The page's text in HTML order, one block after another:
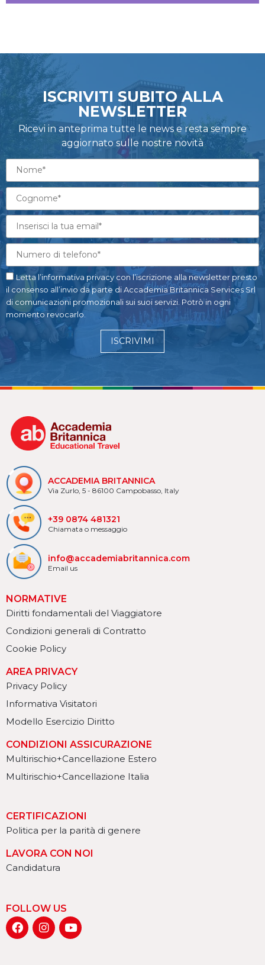
ISCRIVITI SUBITO ALLA
NEWSLETTER
Ricevi in anteprima tutte le news e resta sempre
aggiornato sulle nostre novità
Letta l’informativa privacy con l’iscrizione alla newsletter presto
il consenso all’invio da parte di Accademia Britannica Services Srl
di comunicazioni promozionali sui suoi servizi. Potrò in ogni
momento revocarlo.
ISCRIVIMI
ACCADEMIA BRITANNICA
Via Zurlo, 5 - 86100 Campobasso, Italy
+39 0874 481321
Chiamata o messaggio
info@accademiabritannica.com
Email us
NORMATIVE
Diritti fondamentali del Viaggiatore
Condizioni generali di Contratto
Cookie Policy
AREA PRIVACY
Privacy Policy
Informativa Visitatori
Modello Esercizio Diritto
CONDIZIONI ASSICURAZIONE
Multirischio+Cancellazione Estero
Multirischio+Cancellazione Italia
CERTIFICAZIONI
Politica per la parità di genere
LAVORA CON NOI
Candidatura
FOLLOW US